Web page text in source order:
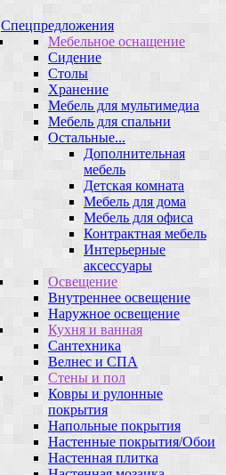
Спецпредложения
Мебельное оснащение
Сидение
Столы
Хранение
Мебель для мультимедиа
Мебель для спальни
Остальные...
Дополнительная
мебель
Детская комната
Мебель для дома
Мебель для офиса
Контрактная мебель
Интерьерные
аксессуары
Освещение
Внутреннее освещение
Наружное освещение
Кухня и ванная
Сантехника
Велнес и СПА
Стены и пол
Ковры и рулонные
покрытия
Напольные покрытия
Настенные покрытия/Обои
Настенная плитка